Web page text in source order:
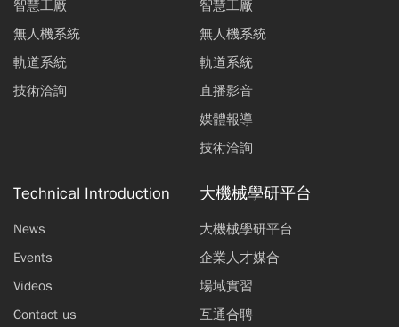
智慧工廠
無人機系統
軌道系統
技術洽詢
智慧工廠
無人機系統
軌道系統
直播影音
媒體報導
技術洽詢
Technical Introduction
News
Events
Videos
Contact us
大機械學研平台
大機械學研平台
企業人才媒合
場域實習
互通合聘